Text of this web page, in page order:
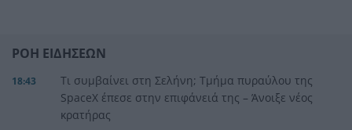
ΡΟΗ ΕΙΔΗΣΕΩΝ
18:43
Τι συμβαίνει στη Σελήνη; Τμήμα πυραύλου της
SpaceX έπεσε στην επιφάνειά της – Άνοιξε νέος
κρατήρας